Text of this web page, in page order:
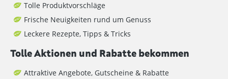
Tolle Produktvorschläge
Frische Neuigkeiten rund um Genuss
Leckere Rezepte, Tipps & Tricks
Tolle Aktionen und Rabatte bekommen
Attraktive Angebote, Gutscheine & Rabatte